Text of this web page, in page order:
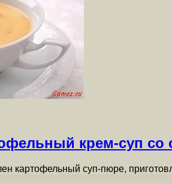
крем-суп со
картофельный суп-пюре,